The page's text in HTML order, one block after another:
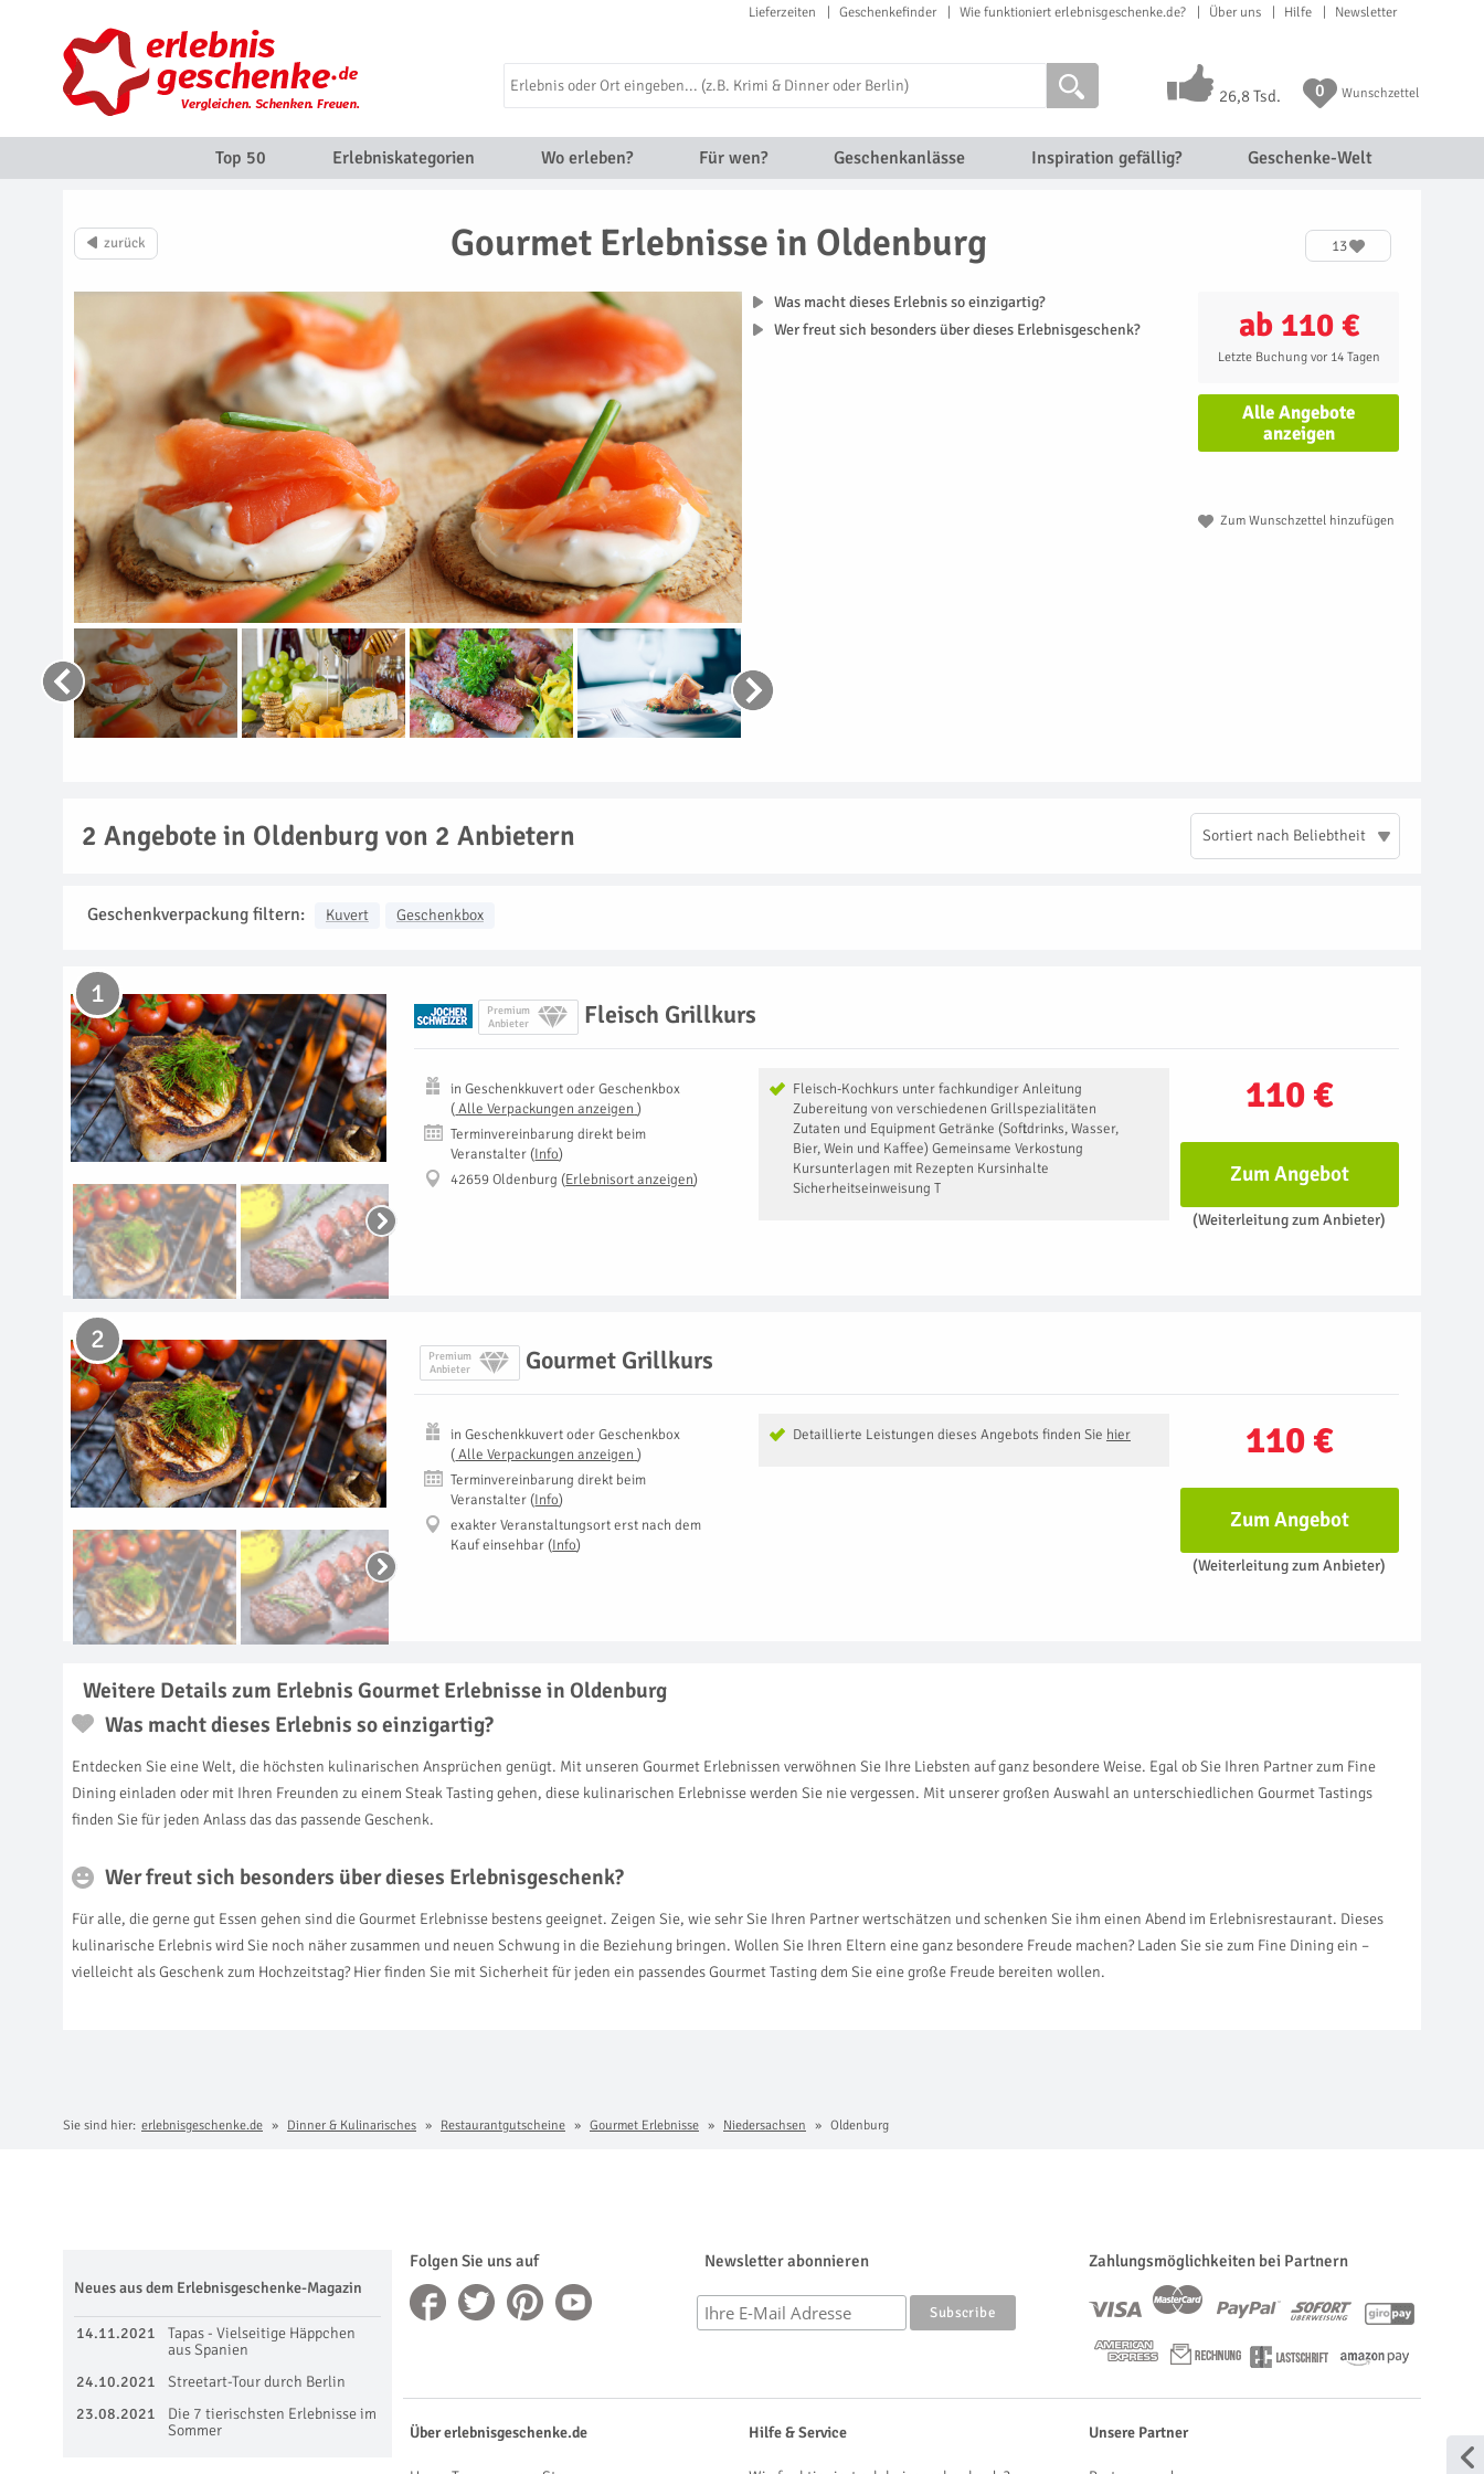
Lieferzeiten Geschenkefinder Wie funktioniert erlebnisgeschenke.de? Über uns Hilfe Newsletter
26,8 Tsd. 0 Wunschzettel
Top 50 Erlebniskategorien Wo erleben? Für wen? Geschenkanlässe Inspiration gefällig? Geschenke-Welt
Gourmet Erlebnisse in Oldenburg 13
ab 110 €
Letzte Buchung vor 14 Tagen
Alle Angebote
anzeigen
Zum Wunschzettel hinzufügen
Was macht dieses Erlebnis so einzigartig?
Wer freut sich besonders über dieses Erlebnisgeschenk?
2 Angebote in Oldenburg von 2 Anbietern Sortiert nach Beliebtheit
Geschenkverpackung filtern: Kuvert Geschenkbox
Premium
Anbieter
Fleisch Grillkurs
1
110 €
Fleisch-Kochkurs unter fachkundiger Anleitung
Zubereitung von verschiedenen Grillspezialitäten
Zutaten und Equipment Getränke (Softdrinks, Wasser,
Bier, Wein und Kaffee) Gemeinsame Verkostung
Kursunterlagen mit Rezepten Kursinhalte
Sicherheitseinweisung T
inGeschenkkuvert oder Geschenkbox
( Alle Verpackungen anzeigen )
Terminvereinbarung direkt beim
Veranstalter (Info)
42659 Oldenburg (Erlebnisort anzeigen) Zum Angebot
(Weiterleitung zum Anbieter)
Premium
Anbieter
Gourmet Grillkurs
2
110 €
Detaillierte Leistungen dieses Angebots finden Sie hier
inGeschenkkuvert oder Geschenkbox
( Alle Verpackungen anzeigen )
Terminvereinbarung direkt beim
Veranstalter (Info)
exakter Veranstaltungsort erst nach dem
Kauf einsehbar (Info)
Zum Angebot
(Weiterleitung zum Anbieter)
Weitere Details zum Erlebnis Gourmet Erlebnisse in Oldenburg
Was macht dieses Erlebnis so einzigartig?
Entdecken Sie eine Welt, die höchsten kulinarischen Ansprüchen genügt. Mit unseren Gourmet Erlebnissen verwöhnen Sie Ihre Liebsten auf ganz besondere Weise. Egal ob Sie Ihren Partner zum Fine
Dining einladen oder mit Ihren Freunden zu einem Steak Tasting gehen, diese kulinarischen Erlebnisse werden Sie nie vergessen. Mit unserer großen Auswahl an unterschiedlichen Gourmet Tastings
finden Sie für jeden Anlass das das passende Geschenk.
Wer freut sich besonders über dieses Erlebnisgeschenk?
Für alle, die gerne gut Essen gehen sind die Gourmet Erlebnisse bestens geeignet. Zeigen Sie, wie sehr Sie Ihren Partner wertschätzen und schenken Sie ihm einen Abend im Erlebnisrestaurant. Dieses
kulinarische Erlebnis wird Sie noch näher zusammen und neuen Schwung in die Beziehung bringen. Wollen Sie Ihren Eltern eine ganz besondere Freude machen? Laden Sie sie zum Fine Dining ein –
vielleicht als Geschenk zum Hochzeitstag? Hier finden Sie mit Sicherheit für jeden ein passendes Gourmet Tasting dem Sie eine große Freude bereiten wollen.
Sie sind hier: erlebnisgeschenke.de Dinner & Kulinarisches Restaurantgutscheine Gourmet Erlebnisse Niedersachsen Oldenburg
Folgen Sie uns auf Newsletter abonnieren Zahlungsmöglichkeiten bei Partnern
Neues aus dem Erlebnisgeschenke-Magazin
14.11.2021
Tapas - Vielseitige Häppchen
aus Spanien
24.10.2021
Streetart-Tour durch Berlin
23.08.2021
Die 7 tierischsten Erlebnisse im
Sommer
Über erlebnisgeschenke.de Hilfe & Service Unsere Partner